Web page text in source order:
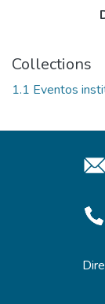
Collections
1.1 Eventos